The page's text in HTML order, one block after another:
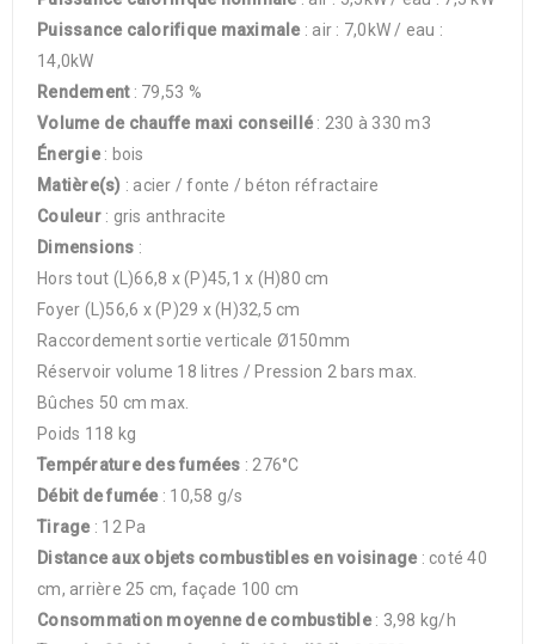
Puissance calorifique maximale : air : 7,0kW / eau :
14,0kW
Rendement : 79,53 %
Volume de chauffe maxi conseillé: 230 à 330 m3
Énergie: bois
Matière(s) : acier / fonte / béton réfractaire
Couleur : gris anthracite
Dimensions :
Hors tout (L)66,8 x (P)45,1 x (H)80 cm
Foyer (L)56,6 x (P)29 x (H)32,5 cm
Raccordement sortie verticale Ø150mm
Réservoir volume 18 litres / Pression 2 bars max.
Bûches 50 cm max.
Poids 118 kg
Température des fumées : 276°C
Débit de fumée : 10,58 g/s
Tirage : 12 Pa
Distance aux objets combustibles en voisinage : coté 40
cm, arrière 25 cm, façade 100 cm
Consommation moyenne de combustible: 3,98 kg/h